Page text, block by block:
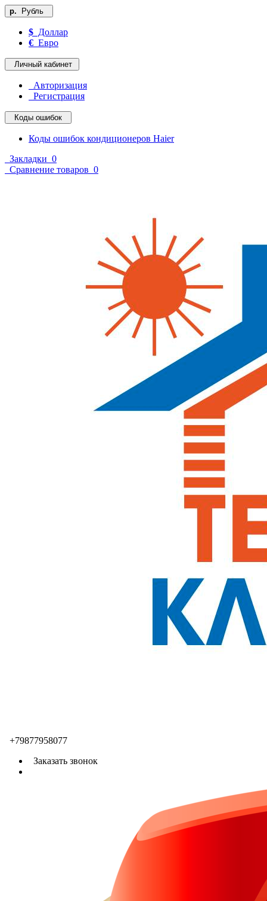
р. Рубль
$ Доллар
€ Евро
Личный кабинет
Авторизация
Регистрация
Коды ошибок
Коды ошибок кондиционеров Haier
Закладки 0
Сравнение товаров 0
+79877958077
Заказать звонок